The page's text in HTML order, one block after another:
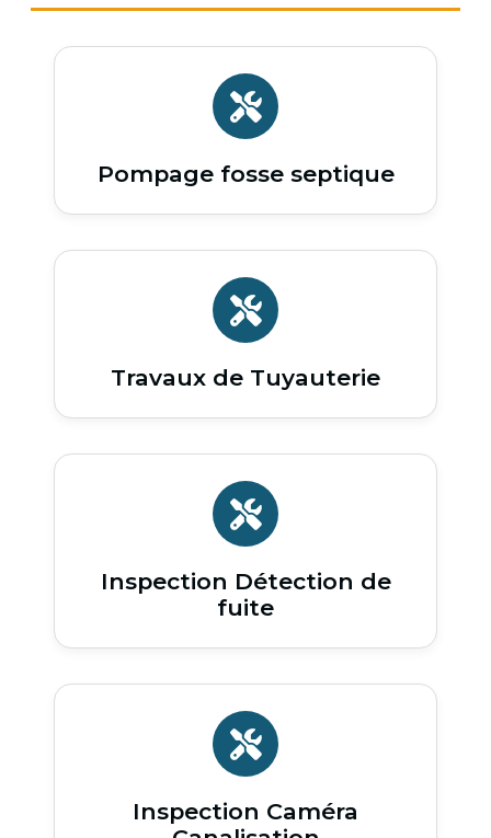
Pompage fosse septique
Travaux de Tuyauterie
Inspection Détection de
fuite
Inspection Caméra